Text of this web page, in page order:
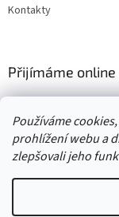
Používáme
prohlížení webu a
zlepšovali jeho
Kontakty
Přijímáme